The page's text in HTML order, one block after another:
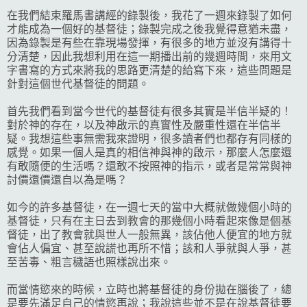
在我們結束羅馬書講經的錄製後，我花了一週來錄製了如何
才能成為一個好的基督徒；錄製完成之後我覺得意猶未盡，
因為錄製是有些在靠現場發揮，有很多的地方並沒有講得十
分清楚，因此我想利用在這一期播出前的幾週時間，來用文
字書寫的方式來將我的思路更清楚的給寫下來，這些問題是
針對這個世代基督徒的問題。
首先我們看到當今世代的基督徒有很多其實是半信半疑的！
對於神的存在，以及神啟示的真實性及嚴重性還在半信半
疑。我想這些事無需我來證明，很多讀者們也都存有同樣的
感覺。如果一個人是真的相信神與神的啟示，那麼人怎麼還
有敢隨便的生活嗎？還敢不按照神的指示，或者是常常與神
討價還價還自以為是嗎？
如今的許多基督徒，在一週七天的當中大概就做幾個小時的
基督徒，只有在主日去到教會的那幾個小時看起來像是個基
督徒，出了教會就與世人一般無異，該佔他人便宜的地方就
會佔人偏宜、甚至說謊也再所不惜；該和人爭就與人爭，甚
至苦毒、粗言穢語也照樣說出來。
而當情慾來的時候，立時也將基督徒的身份拋在腦後了，總
是要先滿足自己的情慾再說；我說這些並不是在說基督徒要